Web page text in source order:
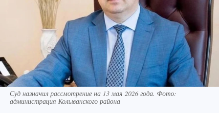
Суд назначил рассмотрение на 13 мая 2026 года. Фото:
администрация Колыванского района